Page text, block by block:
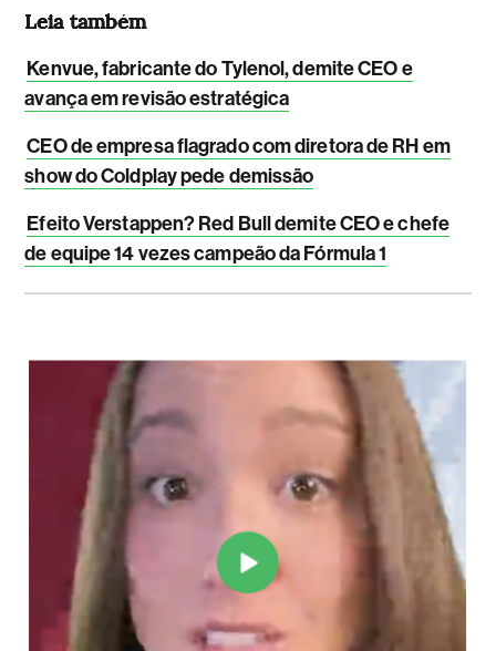
Leia também
Kenvue, fabricante do Tylenol, demite CEO e
avança em revisão estratégica
CEO de empresa flagrado com diretora de RH em
show do Coldplay pede demissão
Efeito Verstappen? Red Bull demite CEO e chefe
de equipe 14 vezes campeão da Fórmula 1